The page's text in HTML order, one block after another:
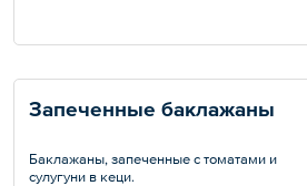
Запеченные баклажаны
Баклажаны, запеченные с томатами и
сулугуни в кеци.